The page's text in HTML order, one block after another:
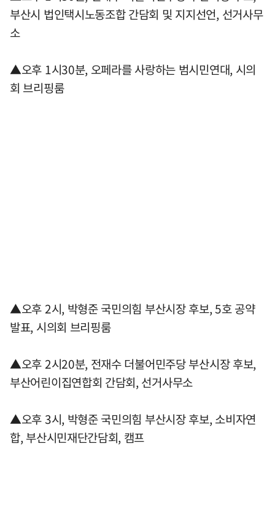
부산시 법인택시노동조합 간담회 및 지지선언, 선거사무
소
▲오후 1시30분, 오페라를 사랑하는 범시민연대, 시의
회 브리핑룸
▲오후 2시, 박형준 국민의힘 부산시장 후보, 5호 공약
발표, 시의회 브리핑룸
▲오후 2시20분, 전재수 더불어민주당 부산시장 후보,
부산어린이집연합회 간담회, 선거사무소
▲오후 3시, 박형준 국민의힘 부산시장 후보, 소비자연
합, 부산시민재단간담회, 캠프